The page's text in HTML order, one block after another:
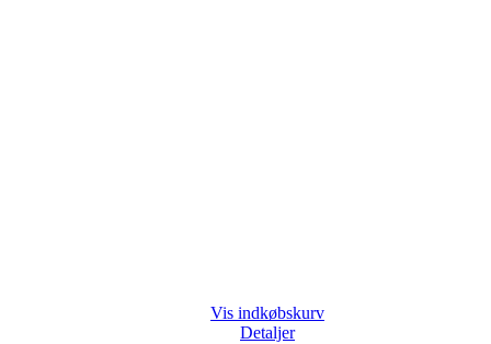
Vis indkøbskurv
Detaljer